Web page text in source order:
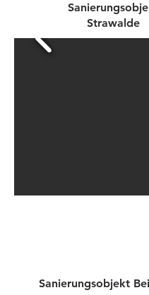
Strawalde
Sanierungsobjekt